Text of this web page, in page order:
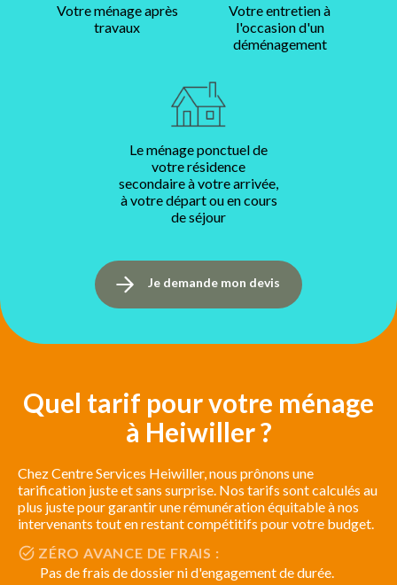
Votre ménage après
travaux
Votre entretien à
l'occasion d'un
déménagement
Le ménage ponctuel de
votre résidence
secondaire à votre arrivée,
à votre départ ou en cours
de séjour
Je demande mon devis
Quel tarif pour votre ménage
à Heiwiller ?
Chez Centre Services Heiwiller, nous prônons une
tarification juste et sans surprise. Nos tarifs sont calculés au
plus juste pour garantir une rémunération équitable à nos
intervenants tout en restant compétitifs pour votre budget.
ZÉRO AVANCE DE FRAIS :
Pas de frais de dossier ni d'engagement de durée.